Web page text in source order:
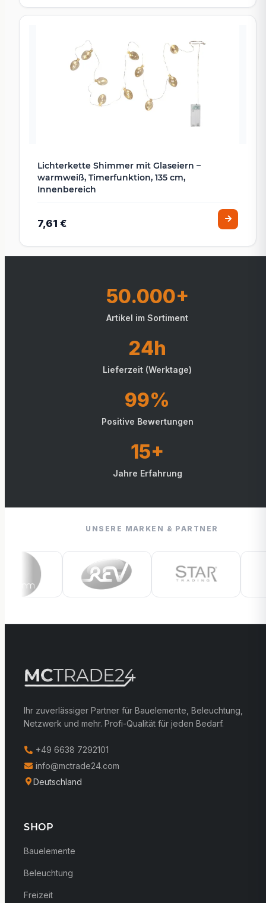
Lichterkette Shimmer mit Glaseiern –
warmweiß, Timerfunktion, 135 cm,
Innenbereich
7,61 €
50.000+
Artikel im Sortiment
24h
Lieferzeit (Werktage)
99%
Positive Bewertungen
15+
Jahre Erfahrung
UNSERE MARKEN & PARTNER
Ihr zuverlässiger Partner für Bauelemente, Beleuchtung,
Netzwerk und mehr. Profi-Qualität für jeden Bedarf.
+49 6638 7292101
info@mctrade24.com
Deutschland
SHOP
Bauelemente
Beleuchtung
Freizeit